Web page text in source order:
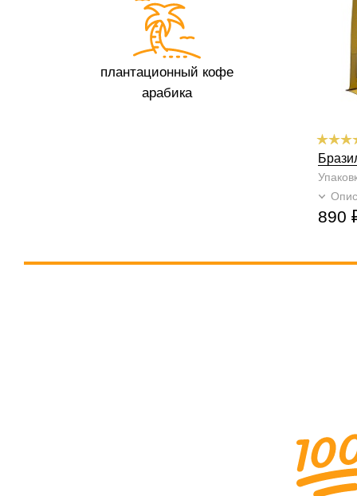
плантационный кофе
арабика
890